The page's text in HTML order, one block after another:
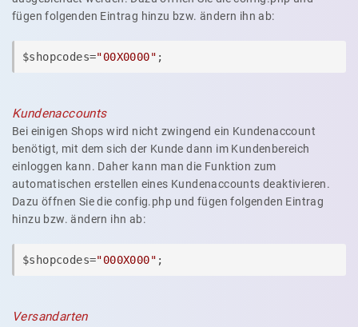
fügen folgenden Eintrag hinzu bzw. ändern ihn ab:
$shopcodes="00X0000" ;
Kundenaccounts
Bei einigen Shops wird nicht zwingend ein Kundenaccount
benötigt, mit dem sich der Kunde dann im Kundenbereich
einloggen kann. Daher kann man die Funktion zum
automatischen erstellen eines Kundenaccounts deaktivieren.
Dazu öffnen Sie die config.php und fügen folgenden Eintrag
hinzu bzw. ändern ihn ab:
$shopcodes="000X000" ;
Versandarten